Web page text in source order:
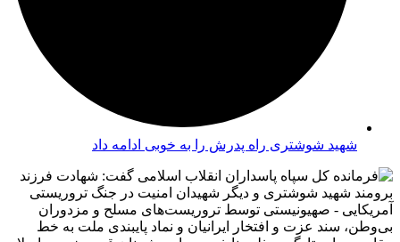
شهید شوشتری راه پدرش را به خوبی ادامه داد